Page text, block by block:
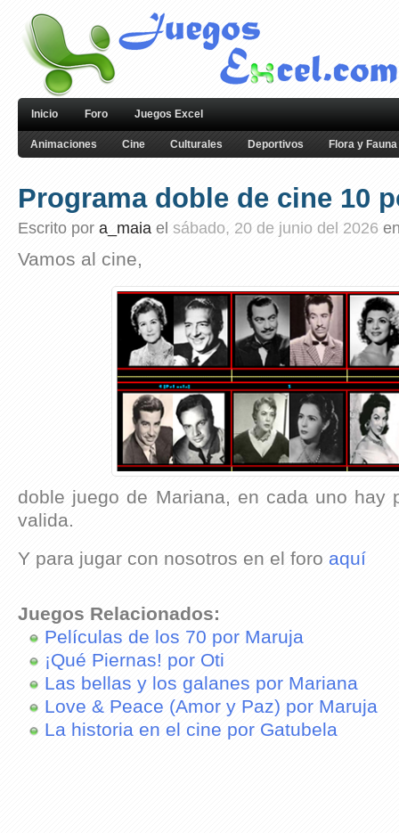
Inicio Foro Juegos Excel
Animaciones Cine Culturales Deportivos Flora y Fauna
Programa doble de cine 10
Escrito por a_maia el sábado, 20 de junio del 2026
Vamos al cine,
doble juego de Mariana, en cada uno hay
valida.
Y para jugar con nosotros en el foro aquí
Juegos Relacionados:
Películas de los 70 por Maruja
¡Qué Piernas! por Oti
Las bellas y los galanes por Mariana
Love & Peace (Amor y Paz) por Maruja
La historia en el cine por Gatubela